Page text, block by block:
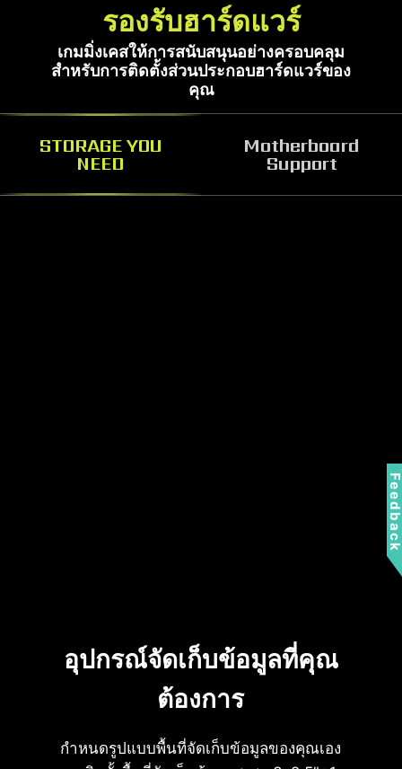
รองรับฮาร์ดแวร์
เกมมิ่งเคสให้การสนับสนุนอย่างครอบคลุม
สำหรับการติดตั้งส่วนประกอบฮาร์ดแวร์ของ
คุณ
STORAGE YOU
NEED
Motherboard
Support
อุปกรณ์จัดเก็บข้อมูลที่คุณ
ต้องการ
กำหนดรูปแบบพื้นที่จัดเก็บข้อมูลของคุณเอง
การรองรับเมนบอร์ด